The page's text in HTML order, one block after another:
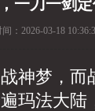
一刀一剑
： 2026-03-18
神梦，而
玛法大陆